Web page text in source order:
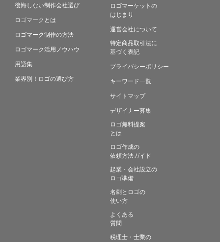
後悔しない制作会社選び
ロゴマークとは
ロゴマーク制作の方法
ロゴマーク活用ノウハウ
用語集
業界別！ロゴの選び方
ロゴマーケットの
はじまり
運営会社について
特定商品取引法に
基づく表記
プライバシーポリシー
キーワード一覧
サイトマップ
デザイナー募集
ロゴ無料提案
とは
ロゴ作成の
依頼方法ガイド
起業・会社設立の
ロゴ準備
名刺とロゴの
使い方
よくある
質問
税理士・士業の